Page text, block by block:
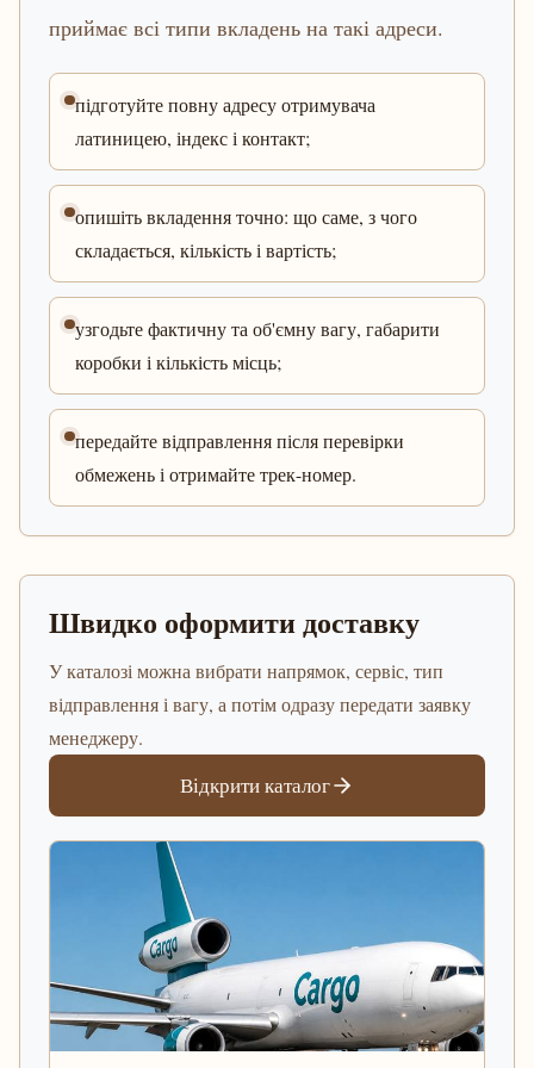
приймає всі типи вкладень на такі адреси.
підготуйте повну адресу отримувача
латиницею, індекс і контакт;
опишіть вкладення точно: що саме, з чого
складається, кількість і вартість;
узгодьте фактичну та об'ємну вагу, габарити
коробки і кількість місць;
передайте відправлення після перевірки
обмежень і отримайте трек-номер.
Швидко оформити доставку
У каталозі можна вибрати напрямок, сервіс, тип
відправлення і вагу, а потім одразу передати заявку
менеджеру.
Відкрити каталог